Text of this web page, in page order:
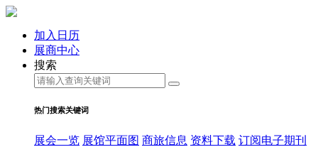
加入日历
展商中心
搜索
热门搜索关键词
展会一览 展馆平面图 商旅信息 资料下载 订阅电子期刊